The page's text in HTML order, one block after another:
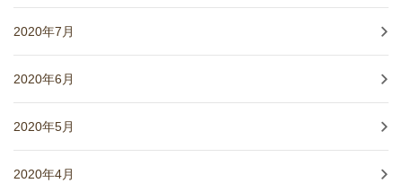
2020年7月
2020年6月
2020年5月
2020年4月